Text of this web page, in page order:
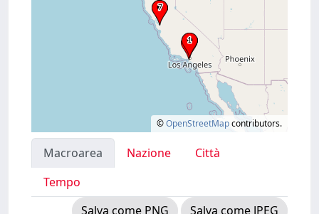
©OpenStreetMapcontributors.
Macroarea Nazione
Città
Tempo
Salva come PNG
Salva come JPEG